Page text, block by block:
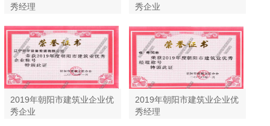
秀经理
秀企业
2019年朝阳市建筑业企业优
秀企业
2019年朝阳市建筑业企业优
秀经理